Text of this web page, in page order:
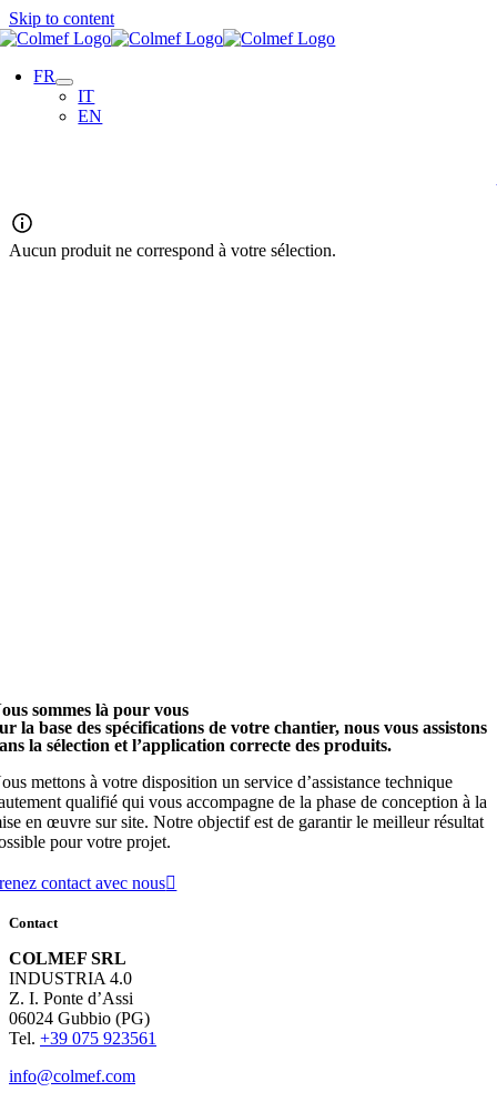
Skip to content
FR
IT
EN
Aucun produit ne correspond à votre sélection.
sommes là pour vous
la base des spécifications de votre chantier, nous vous assistons
la sélection et l’application correcte des produits.
mettons à votre disposition un service d’assistance technique
qualifié qui vous accompagne de la phase de conception à la
en œuvre sur site. Notre objectif est de garantir le meilleur résultat
pour votre projet.
contact avec nous
Contact
COLMEF SRL
INDUSTRIA 4.0
Z. I. Ponte d’Assi
06024 Gubbio (PG)
Tel. +39 075 923561
info@colmef.com